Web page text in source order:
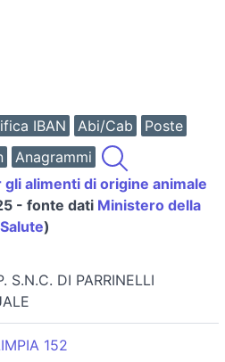
IBAN Abi/Cab
Poste
Anagrammi
alimenti di origine animale
- fonte dati Ministero della
Salute)
S.N.C. DI PARRINELLI
152